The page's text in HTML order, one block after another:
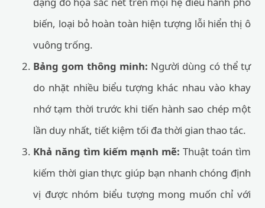
biến, loại bỏ hoàn toàn hiện tượng lỗi hiển thị ô
vuông trống.
Bảng gom thông minh: Người dùng có thể tự
do nhặt nhiều biểu tượng khác nhau vào khay
nhớ tạm thời trước khi tiến hành sao chép một
lần duy nhất, tiết kiệm tối đa thời gian thao tác.
Khả năng tìm kiếm mạnh mẽ: Thuật toán tìm
kiếm thời gian thực giúp bạn nhanh chóng định
vị được nhóm biểu tượng mong muốn chỉ với